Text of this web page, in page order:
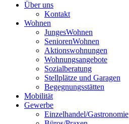
Über uns
Kontakt
Wohnen
JungesWohnen
SeniorenWohnen
Aktionswohnungen
Wohnungsangebote
Sozialberatung
Stellplätze und Garagen
Begegnungsstätten
Mobilität
Gewerbe
Einzelhandel/Gastronomie